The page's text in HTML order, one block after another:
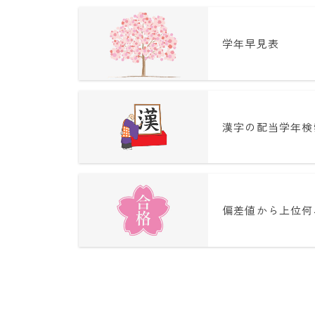
学年早見表
漢字の配当学年検
偏差値から上位